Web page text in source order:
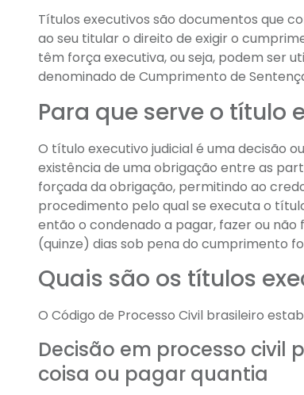
Títulos executivos são documentos que
ao seu titular o direito de exigir o
têm força executiva, ou seja, podem ser
denominado de Cumprimento de
Para que serve o título
O título executivo judicial é uma decisão
existência de uma obrigação entre as
forçada da obrigação, permitindo ao
procedimento pelo qual se executa o
então o condenado a pagar, fazer ou
(quinze) dias sob pena do cumprimento
Quais são os títulos
O Código de Processo Civil brasileiro
Decisão em processo civil
coisa ou pagar quantia